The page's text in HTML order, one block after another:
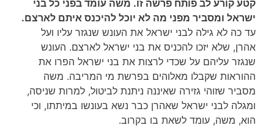
קטע קורע לב פותח פרשה זו. משה עומד בפני כל בני
ישראל ומסביר מפני מה לא יוכל להיכנס איתם לארצם.
עד כה לא גילה לבני ישראל את העונש שנגזר עליו ועל
אהרן, שלא יזכו להכניס את בני ישראל לארצם. העונש
שנגזר עליהם על שכדי לרצות את בני ישראל הפרו את
ההוראות שקבלו מאלוהים בפרשת מי המריבה. משה
מסביר שזוהי גזירה שאיננה ניתנת לביטול, למרות שניסה,
ומגלה לבני ישראל שאהרן כבר נשא בעונשו במיתתו, וכי
הוא, משה, עומד לשאת בו בקרוב.